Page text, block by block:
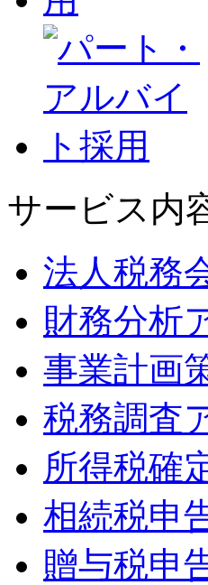
サービス内
法人税務
財務分析
事業計画
税務調査
所得税確
相続税申
贈与税申